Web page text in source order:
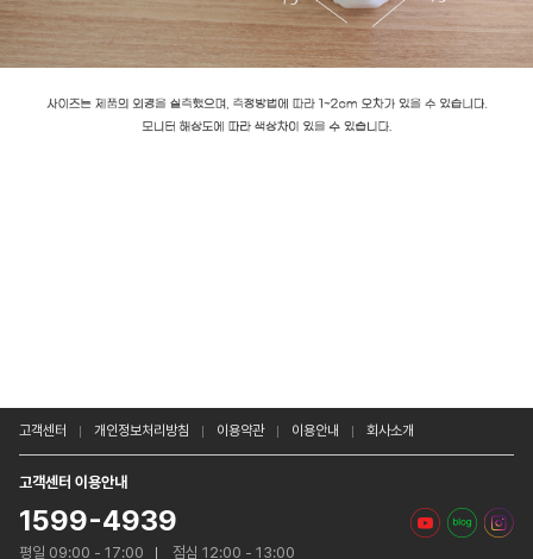
고객센터 개인정보처리방침 이용약관 이용안내 회사소개
고객센터 이용안내
1599-4939
평일 09:00 - 17:00 점심 12:00 - 13:00